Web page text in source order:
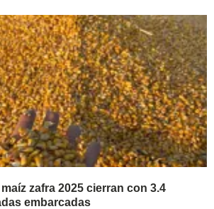
zafra 2025 cierran con 3.4
embarcadas